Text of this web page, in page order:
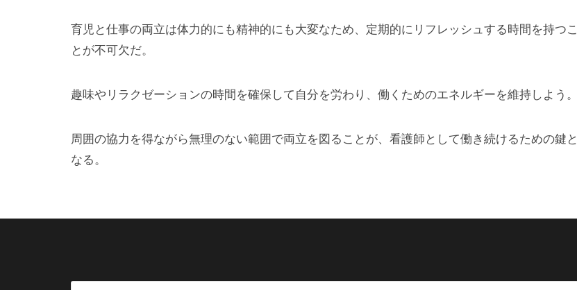
育児と仕事の両立は体力的にも精神的にも大変なため、定期的にリフレッシュする時間を持つこ
とが不可欠だ。
趣味やリラクゼーションの時間を確保して自分を労わり、働くためのエネルギーを維持しよう。
周囲の協力を得ながら無理のない範囲で両立を図ることが、看護師として働き続けるための鍵と
なる。